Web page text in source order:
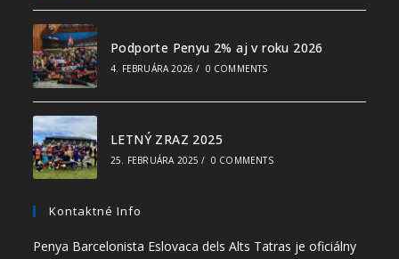
Podporte Penyu 2% aj v roku 2026
4. FEBRUÁRA 2026 / 0 COMMENTS
LETNÝ ZRAZ 2025
25. FEBRUÁRA 2025 / 0 COMMENTS
Kontaktné Info
Penya Barcelonista Eslovaca dels Alts Tatras je oficiálny